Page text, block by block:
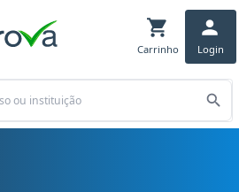
Carrinho Login